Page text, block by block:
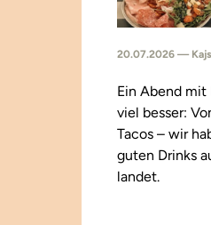
20.07.2026 —
Ein Abend mit
viel besser:
Tacos – wir
guten Drinks
landet.